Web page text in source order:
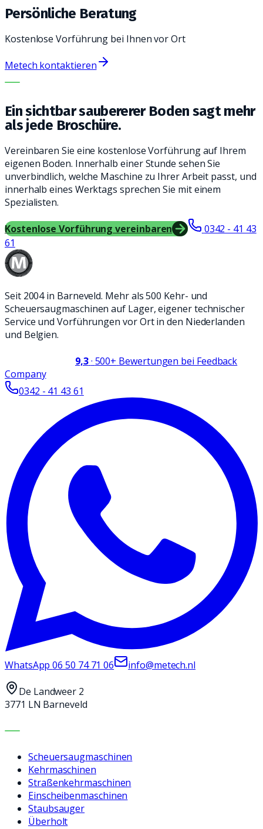
Persönliche Beratung
Kostenlose Vorführung bei Ihnen vor Ort
Metech kontaktieren
DIE RICHTIGE MASCHINE. DER BESTE SERVICE.
Ein sichtbar saubererer Boden sagt mehr
als jede Broschüre.
Vereinbaren Sie eine kostenlose Vorführung auf Ihrem
eigenen Boden. Innerhalb einer Stunde sehen Sie
unverbindlich, welche Maschine zu Ihrer Arbeit passt, und
innerhalb eines Werktags sprechen Sie mit einem
Spezialisten.
Kostenlose Vorführung vereinbaren
0342 - 41 43
61
Seit 2004 in Barneveld. Mehr als 500 Kehr- und
Scheuersaugmaschinen auf Lager, eigener technischer
Service und Vorführungen vor Ort in den Niederlanden
und Belgien.
9,3· 500+ Bewertungen bei Feedback
Company
0342 - 41 43 61
WhatsApp06 50 74 71 06 info@metech.nl
De Landweer 2
3771 LN Barneveld
MASCHINEN
Scheuersaugmaschinen
Kehrmaschinen
Straßenkehrmaschinen
Einscheibenmaschinen
Staubsauger
Überholt